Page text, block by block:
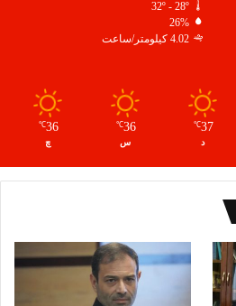
32º - 28º
26%
4.02 کیلومتر/ساعت
37
℃
د
36
℃
س
36
℃
چ